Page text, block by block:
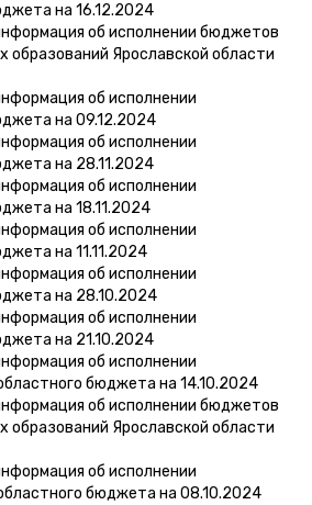
на 16.12.2024
об исполнении бюджетов
образований Ярославской области
об исполнении
на 09.12.2024
об исполнении
на 28.11.2024
об исполнении
на 18.11.2024
об исполнении
на 11.11.2024
об исполнении
на 28.10.2024
об исполнении
на 21.10.2024
об исполнении
бюджета на 14.10.2024
об исполнении бюджетов
образований Ярославской области
об исполнении
бюджета на 08.10.2024